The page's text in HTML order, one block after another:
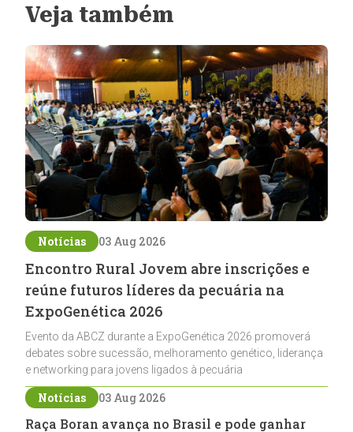
Veja também
Notícias 03 Aug 2026
Encontro Rural Jovem abre inscrições e
reúne futuros líderes da pecuária na
ExpoGenética 2026
Evento da ABCZ durante a ExpoGenética 2026 promoverá
debates sobre sucessão, melhoramento genético, liderança
e networking para jovens ligados à pecuária
Notícias 03 Aug 2026
Raça Boran avança no Brasil e pode ganhar